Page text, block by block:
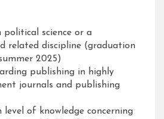
political science or a
related discipline (graduation
2025)
publishing in highly
journals and publishing
of knowledge concerning